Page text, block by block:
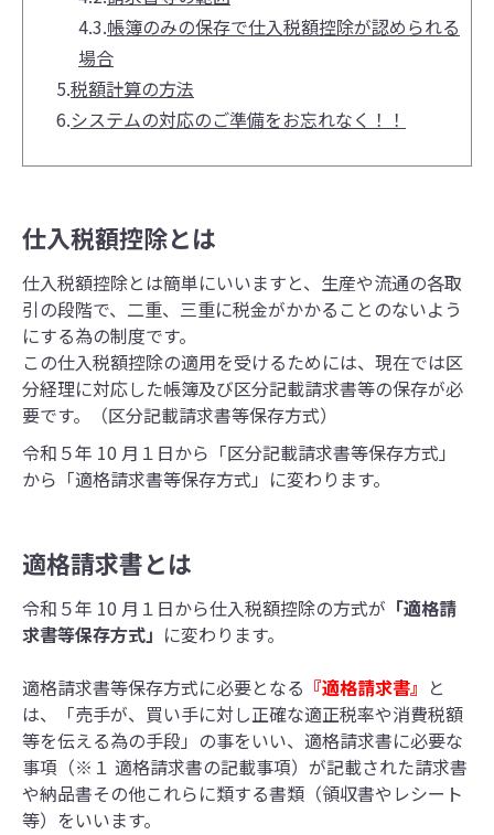
4.3.帳簿のみの保存で仕入税額控除が認められる
場合
5.税額計算の方法
6.システムの対応のご準備をお忘れなく！！
仕入税額控除とは
仕入税額控除とは簡単にいいますと、生産や流通の各取
引の段階で、二重、三重に税金がかかることのないよう
にする為の制度です。
この仕入税額控除の適用を受けるためには、現在では区
分経理に対応した帳簿及び区分記載請求書等の保存が必
要です。（区分記載請求書等保存方式）
令和５年 10 月１日から「区分記載請求書等保存方式」
から「適格請求書等保存方式」に変わります。
適格請求書とは
令和５年 10 月１日から仕入税額控除の方式が 「適格請
求書等保存方式」 に変わります。
適格請求書等保存方式に必要となる 『適格請求書』 と
は、「売手が、買い手に対し正確な適正税率や消費税額
等を伝える為の手段」の事をいい、適格請求書に必要な
事項（※１ 適格請求書の記載事項）が記載された請求書
や納品書その他これらに類する書類（領収書やレシート
等）をいいます。